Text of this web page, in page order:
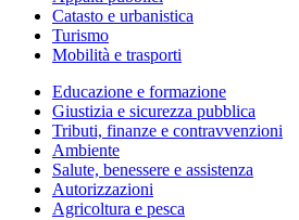
Catasto e urbanistica
Turismo
Mobilità e trasporti
Educazione e formazione
Giustizia e sicurezza pubblica
Tributi, finanze e contravvenzioni
Ambiente
Salute, benessere e assistenza
Autorizzazioni
Agricoltura e pesca